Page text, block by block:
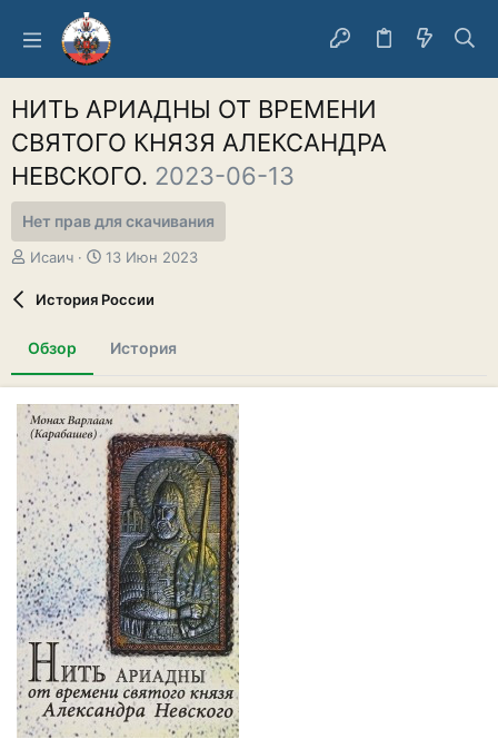
НИТЬ АРИАДНЫ ОТ ВРЕМЕНИ
СВЯТОГО КНЯЗЯ АЛЕКСАНДРА
НЕВСКОГО. 2023-06-13
Нет прав для скачивания
А
Исаич
Д
т
о
а
н
и
я
13 Июн 2023
История России
Обзор История